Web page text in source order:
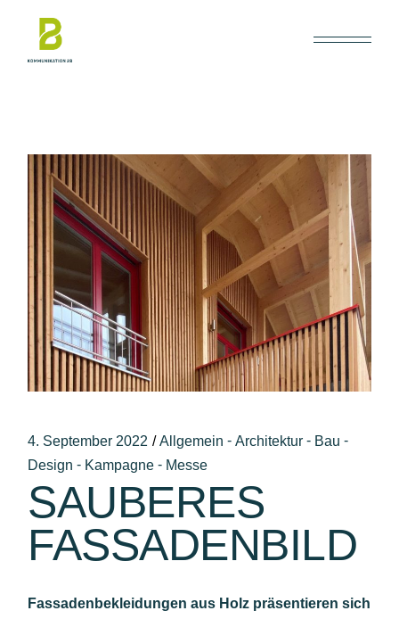
4. September 2022 Allgemein - Architektur - Bau -
Design - Kampagne - Messe
SAUBERES
FASSADENBILD
Fassadenbekleidungen aus Holz präsentieren sich